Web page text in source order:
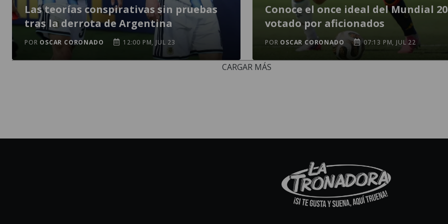
Las teorías conspirativas sin pruebas
tras la derrota de Argentina
POR OSCAR CORONADO 12:00 PM, JUL 23
Conoce el once ideal del Mundial
votado por aficionados
POR OSCAR CORONADO 07:13 PM, JUL 22
CARGAR MÁS